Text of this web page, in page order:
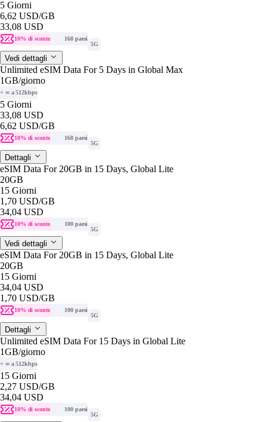
5 Giorni
6,62 USD/GB
33,08 USD
10% di sconto
168 paesi
5G
Vedi dettagli
Unlimited eSIM Data For 5 Days in Global Max
1GB/giorno
+ ∞ a 512kbps
5 Giorni
33,08 USD
6,62 USD/GB
10% di sconto
168 paesi
5G
Dettagli
eSIM Data For 20GB in 15 Days, Global Lite
20GB
15 Giorni
1,70 USD/GB
34,04 USD
10% di sconto
100 paesi
5G
Vedi dettagli
eSIM Data For 20GB in 15 Days, Global Lite
20GB
15 Giorni
34,04 USD
1,70 USD/GB
10% di sconto
100 paesi
5G
Dettagli
Unlimited eSIM Data For 15 Days in Global Lite
1GB/giorno
+ ∞ a 512kbps
15 Giorni
2,27 USD/GB
34,04 USD
10% di sconto
100 paesi
5G